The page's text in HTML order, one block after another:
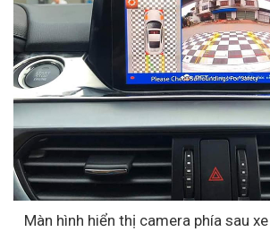
Màn hình hiển thị camera phía sau